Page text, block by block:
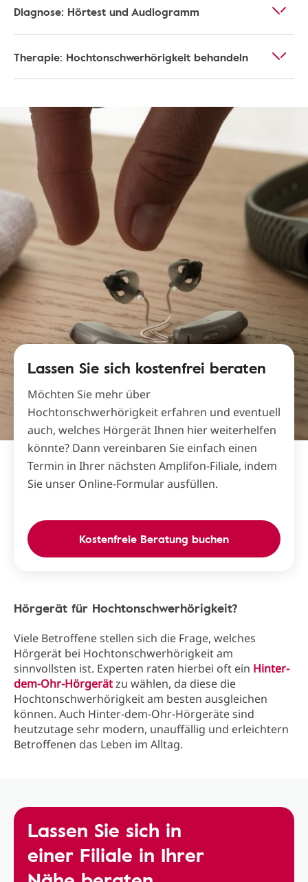
Diagnose: Hörtest und Audiogramm
Therapie: Hochtonschwerhörigkeit behandeln
Lassen Sie sich kostenfrei beraten
Möchten Sie mehr über
Hochtonschwerhörigkeit erfahren und eventuell
auch, welches Hörgerät Ihnen hier weiterhelfen
könnte? Dann vereinbaren Sie einfach einen
Termin in Ihrer nächsten Amplifon-Filiale, indem
Sie unser Online-Formular ausfüllen.
Kostenfreie Beratung buchen
Hörgerät für Hochtonschwerhörigkeit?
Viele Betroffene stellen sich die Frage, welches
Hörgerät bei Hochtonschwerhörigkeit am
sinnvollsten ist. Experten raten hierbei oft ein Hinter-
dem-Ohr-Hörgerätzu wählen, da diese die
Hochtonschwerhörigkeit am besten ausgleichen
können. Auch Hinter-dem-Ohr-Hörgeräte sind
heutzutage sehr modern, unauffällig und erleichtern
Betroffenen das Leben im Alltag.
Lassen Sie sich in
einer Filiale in Ihrer